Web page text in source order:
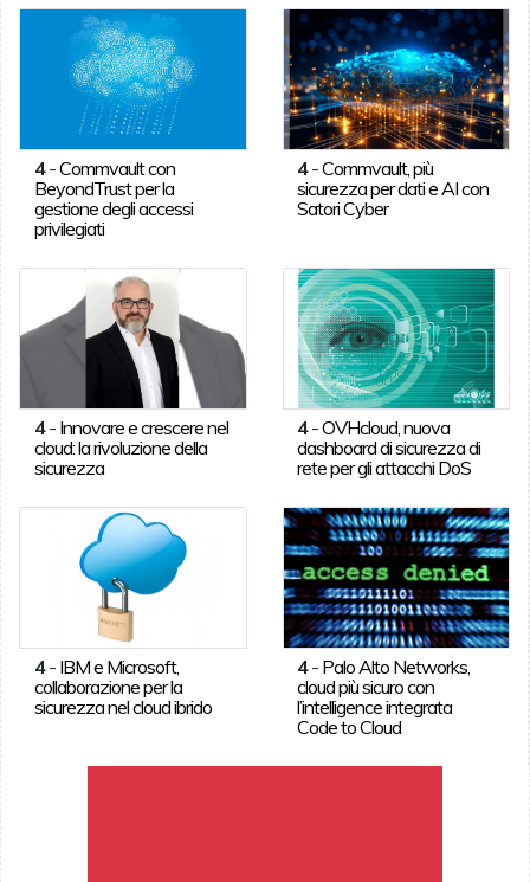
4-Commvault con
BeyondTrust per la
gestione degli accessi
privilegiati
4-Commvault, più
sicurezza per dati e AI con
Satori Cyber
4- Innovare e crescere nel
cloud: la rivoluzione della
sicurezza
4-OVHcloud, nuova
dashboard di sicurezza di
rete per gli attacchi DoS
4- IBM e Microsoft,
collaborazione per la
sicurezza nel cloud ibrido
4- Palo Alto Networks,
cloud più sicuro con
l’intelligence integrata
Code to Cloud